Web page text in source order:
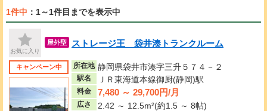
1件中 ：1～1件目までを表示中
お気に入り
屋外型 ストレージ王 袋井湊トランクルーム
キャンペーン中 所在地 静岡県袋井市湊字三升５７４－２
駅名 ＪＲ東海道本線御厨(静岡)駅
料金 7,480 ～ 29,700円/月
広さ 2.42 ～ 12.5m²(約1.5 ～ 8帖)